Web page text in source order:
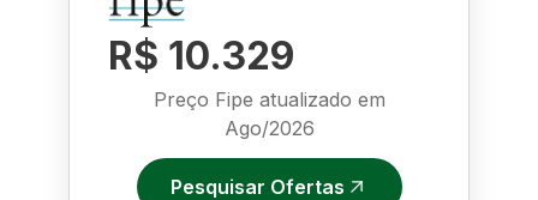
R$ 10.329
Preço Fipe atualizado em
Ago/2026
Pesquisar Ofertas